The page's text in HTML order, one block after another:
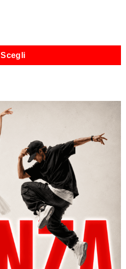
Scegli